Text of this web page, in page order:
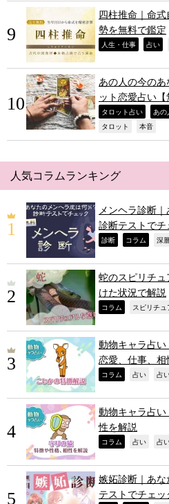
四柱推命｜命
勢を無料で鑑定
人生・仕事 占い
あの人の今の
ット恋愛占い【
タロット占い あの
タロット 本音
人気コラムランキング
メンヘラ診断
診断テストでチ
診断 コラム 深
蛇のスピリチ
けた状況で解説
コラム スピリチュ
動物キャラ占
恋愛、仕事、相
コラム 占い 占
動物キャラ占い
性を解説
コラム 占い 占
嫉妬診断｜あ
テストでチェッ